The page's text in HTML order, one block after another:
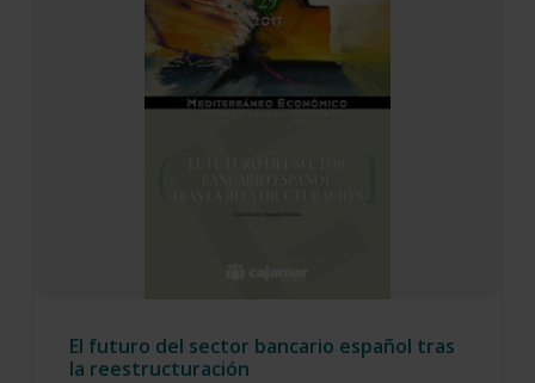
El futuro del sector bancario español tras
la reestructuración